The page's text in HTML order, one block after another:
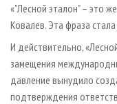
«"Лесной эталон" – это
Ковалев. Эта фраза
И действительно,
замещения
давление вынудило
подтверждения